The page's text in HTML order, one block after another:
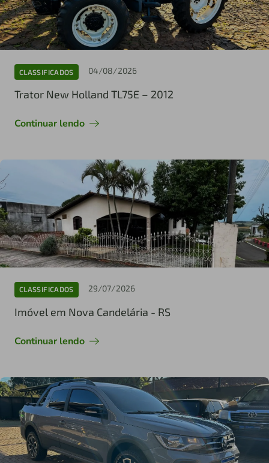
CLASSIFICADOS 04/08/2026
Trator New Holland TL75E – 2012
Continuar lendo
CLASSIFICADOS 29/07/2026
Imóvel em Nova Candelária - RS
Continuar lendo